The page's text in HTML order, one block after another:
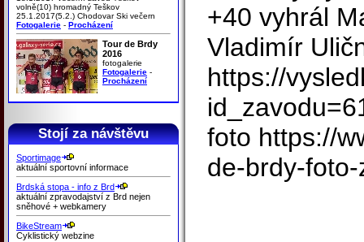
volně(10) hromadný Teškov
25.1.2017(5.2.) Chodovar Ski večern
Fotogalerie - Procházení
Tour de Brdy
2016
fotogalerie
Fotogalerie -
Procházení
Stojí za návštěvu
Sportimage
aktuální sportovní informace
Brdská stopa - info z Brd
aktuální zpravodajství z Brd nejen
sněhové + webkamery
BikeStream
Cyklistický webzine
+40 vyhrál
Vladimír
https://
foto https://
de-brdy-